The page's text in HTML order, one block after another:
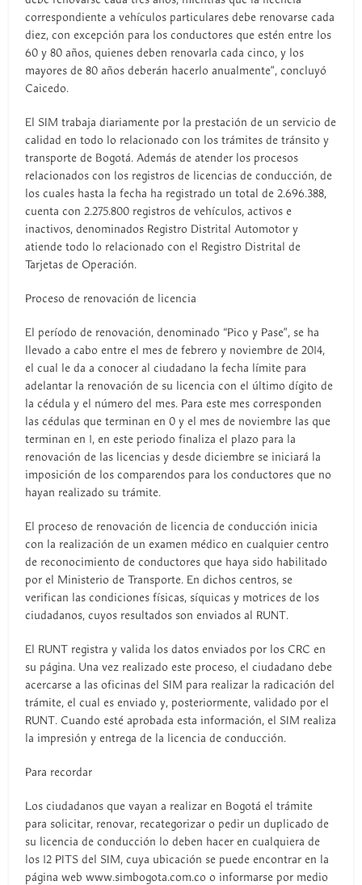
correspondiente a vehículos particulares debe renovarse cada
diez, con excepción para los conductores que estén entre los
60 y 80 años, quienes deben renovarla cada cinco, y los
mayores de 80 años deberán hacerlo anualmente”, concluyó
Caicedo.
El SIM trabaja diariamente por la prestación de un servicio de
calidad en todo lo relacionado con los trámites de tránsito y
transporte de Bogotá. Además de atender los procesos
relacionados con los registros de licencias de conducción, de
los cuales hasta la fecha ha registrado un total de 2.696.388,
cuenta con 2.275.800 registros de vehículos, activos e
inactivos, denominados Registro Distrital Automotor y
atiende todo lo relacionado con el Registro Distrital de
Tarjetas de Operación.
Proceso de renovación de licencia
El período de renovación, denominado “Pico y Pase”, se ha
llevado a cabo entre el mes de febrero y noviembre de 2014,
el cual le da a conocer al ciudadano la fecha límite para
adelantar la renovación de su licencia con el último dígito de
la cédula y el número del mes. Para este mes corresponden
las cédulas que terminan en 0 y el mes de noviembre las que
terminan en 1, en este periodo finaliza el plazo para la
renovación de las licencias y desde diciembre se iniciará la
imposición de los comparendos para los conductores que no
hayan realizado su trámite.
El proceso de renovación de licencia de conducción inicia
con la realización de un examen médico en cualquier centro
de reconocimiento de conductores que haya sido habilitado
por el Ministerio de Transporte. En dichos centros, se
verifican las condiciones físicas, síquicas y motrices de los
ciudadanos, cuyos resultados son enviados al RUNT.
El RUNT registra y valida los datos enviados por los CRC en
su página. Una vez realizado este proceso, el ciudadano debe
acercarse a las oficinas del SIM para realizar la radicación del
trámite, el cual es enviado y, posteriormente, validado por el
RUNT. Cuando esté aprobada esta información, el SIM realiza
la impresión y entrega de la licencia de conducción.
Para recordar
Los ciudadanos que vayan a realizar en Bogotá el trámite
para solicitar, renovar, recategorizar o pedir un duplicado de
su licencia de conducción lo deben hacer en cualquiera de
los 12 PITS del SIM, cuya ubicación se puede encontrar en la
página web www.simbogota.com.co o informarse por medio